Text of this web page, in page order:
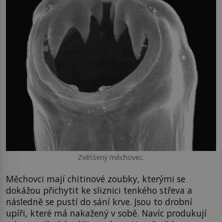
Zvětšený měchovec.
Měchovci mají chitinové zoubky, kterými se
dokážou přichytit ke sliznici tenkého střeva a
následně se pustí do sání krve. Jsou to drobní
upíři, které má nakažený v sobě. Navíc produkují